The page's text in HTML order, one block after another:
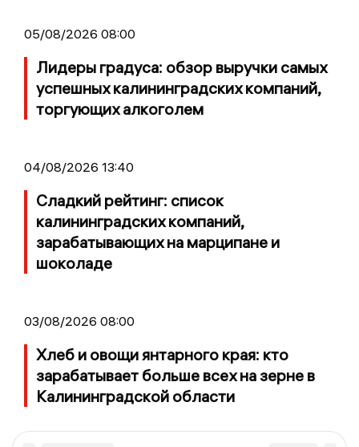
05/08/2026 08:00
Лидеры градуса: обзор выручки самых
успешных калининградских компаний,
торгующих алкоголем
04/08/2026 13:40
Сладкий рейтинг: список
калининградских компаний,
зарабатывающих на марципане и
шоколаде
03/08/2026 08:00
Хлеб и овощи янтарного края: кто
зарабатывает больше всех на зерне в
Калининградской области